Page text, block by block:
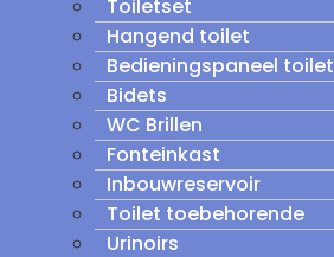
Toiletset
Hangend toilet
Bedieningspaneel toilet
Bidets
WC Brillen
Fonteinkast
Inbouwreservoir
Toilet toebehorende
Urinoirs